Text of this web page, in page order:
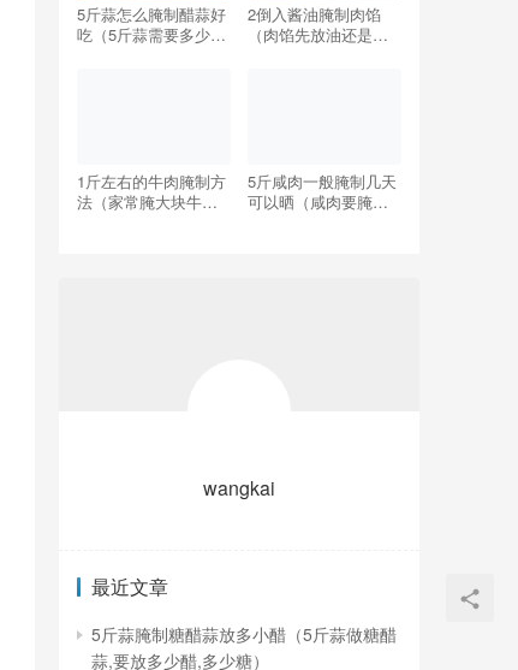
5斤蒜怎么腌制醋蒜好
吃（5斤蒜需要多少糖
2倒入酱油腌制肉馅
（肉馅先放油还是先
1斤左右的牛肉腌制方
法（家常腌大块牛肉
5斤咸肉一般腌制几天
可以晒（咸肉要腌制
wangkai
最近文章
5斤蒜腌制糖醋蒜放多小醋（5斤蒜做糖醋
蒜,要放多少醋,多少糖）